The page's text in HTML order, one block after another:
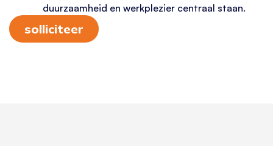
duurzaamheid en werkplezier centraal staan.
solliciteer